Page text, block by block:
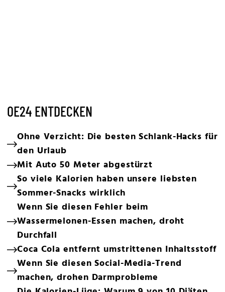
OE24 ENTDECKEN
Ohne Verzicht: Die besten Schlank-Hacks für
den Urlaub
Mit Auto 50 Meter abgestürzt
So viele Kalorien haben unsere liebsten
Sommer-Snacks wirklich
Wenn Sie diesen Fehler beim
Wassermelonen-Essen machen, droht
Durchfall
Coca Cola entfernt umstrittenen Inhaltsstoff
Wenn Sie diesen Social-Media-Trend
machen, drohen Darmprobleme